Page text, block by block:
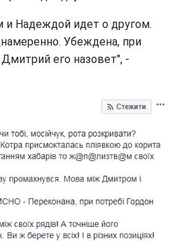
Надеждой идет о другом.
Убеждена, при
его назовет", -